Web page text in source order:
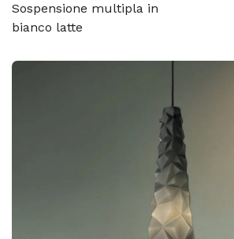
Sospensione multipla in
bianco latte